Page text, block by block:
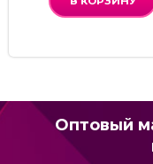
Оптовый